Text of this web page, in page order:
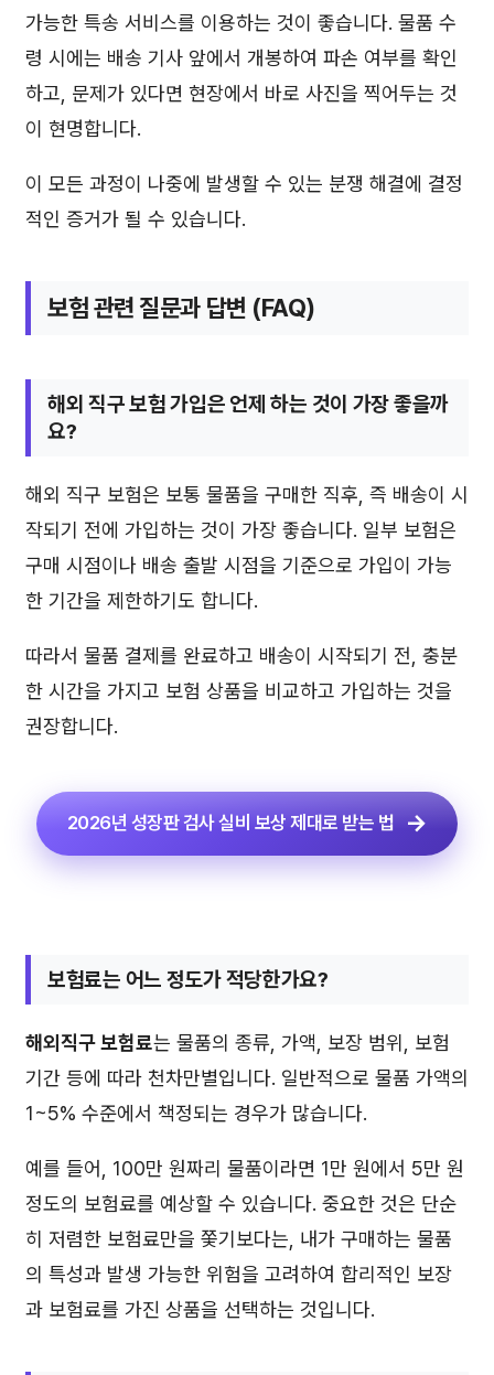
가능한 특송 서비스를 이용하는 것이 좋습니다. 물품 수
령 시에는 배송 기사 앞에서 개봉하여 파손 여부를 확인
하고, 문제가 있다면 현장에서 바로 사진을 찍어두는 것
이 현명합니다.
이 모든 과정이 나중에 발생할 수 있는 분쟁 해결에 결정
적인 증거가 될 수 있습니다.
보험 관련 질문과 답변 (FAQ)
해외 직구 보험 가입은 언제 하는 것이 가장 좋을까
요?
해외 직구 보험은 보통 물품을 구매한 직후, 즉 배송이 시
작되기 전에 가입하는 것이 가장 좋습니다. 일부 보험은
구매 시점이나 배송 출발 시점을 기준으로 가입이 가능
한 기간을 제한하기도 합니다.
따라서 물품 결제를 완료하고 배송이 시작되기 전, 충분
한 시간을 가지고 보험 상품을 비교하고 가입하는 것을
권장합니다.
2026년 성장판 검사 실비 보상 제대로 받는 법
보험료는 어느 정도가 적당한가요?
해외직구 보험료는 물품의 종류, 가액, 보장 범위, 보험
기간 등에 따라 천차만별입니다. 일반적으로 물품 가액의
1~5% 수준에서 책정되는 경우가 많습니다.
예를 들어, 100만 원짜리 물품이라면 1만 원에서 5만 원
정도의 보험료를 예상할 수 있습니다. 중요한 것은 단순
히 저렴한 보험료만을 쫓기보다는, 내가 구매하는 물품
의 특성과 발생 가능한 위험을 고려하여 합리적인 보장
과 보험료를 가진 상품을 선택하는 것입니다.